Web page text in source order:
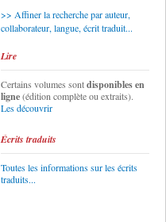
Affiner la recherche par auteur,
collaborateur, langue, écrit traduit...
Lire
Certains volumes sontdisponibles en
ligne(édition complète ou extraits).
Les découvrir
Écrits traduits
Toutes les informations sur les écrits
traduits...